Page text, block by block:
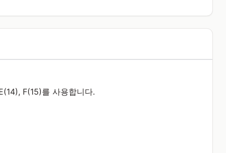
F(15)를 사용합니다.